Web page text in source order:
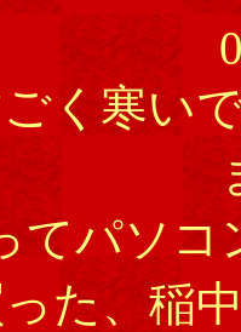
く寒い
てパソコ
た、稲